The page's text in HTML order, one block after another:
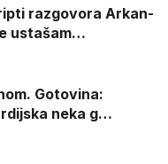
razgovora Arkan-
ustašam…
neka g…